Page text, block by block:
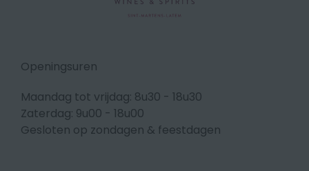
Openingsuren
Maandag tot vrijdag: 8u30 - 18u30
Zaterdag: 9u00 - 18u00
Gesloten op zondagen & feestdagen